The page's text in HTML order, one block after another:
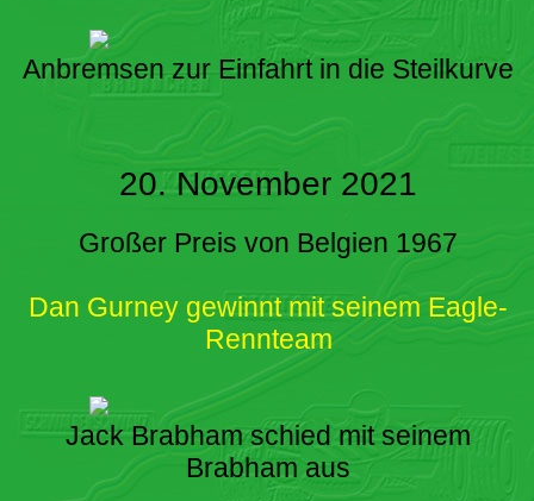
Anbremsen zur Einfahrt in die Steilkurve
20. November 2021
Großer Preis von Belgien 1967
Dan Gurney gewinnt mit seinem Eagle-
Rennteam
Jack Brabham schied mit seinem
Brabham aus